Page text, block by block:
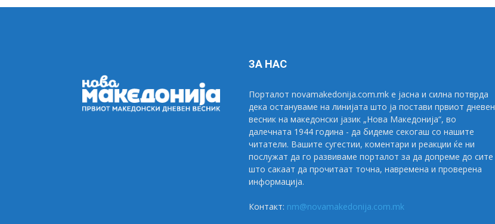
ЗА НАС
Порталот novamakedonija.com.mk е јасна и силна потврда
дека остануваме на линијата што ја постави првиот дневен
весник на македонски јазик „Нова Македонија“, во
далечната 1944 година - да бидеме секогаш со нашите
читатели. Вашите сугестии, коментари и реакции ќе ни
послужат да го развиваме порталот за да допреме до сите
што сакаат да прочитаат точна, навремена и проверена
информација.
Контакт: nm@novamakedonija.com.mk